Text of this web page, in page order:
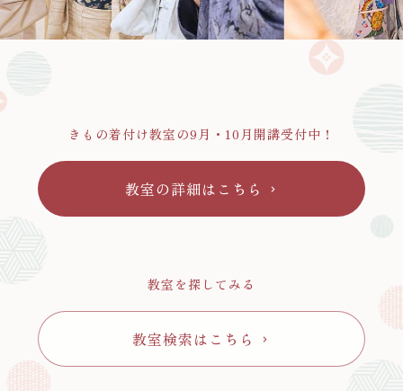
きもの着付け教室の9月・10月開講受付中！
教室の詳細はこちら chevron_right
教室を探してみる
教室検索はこちら chevron_right